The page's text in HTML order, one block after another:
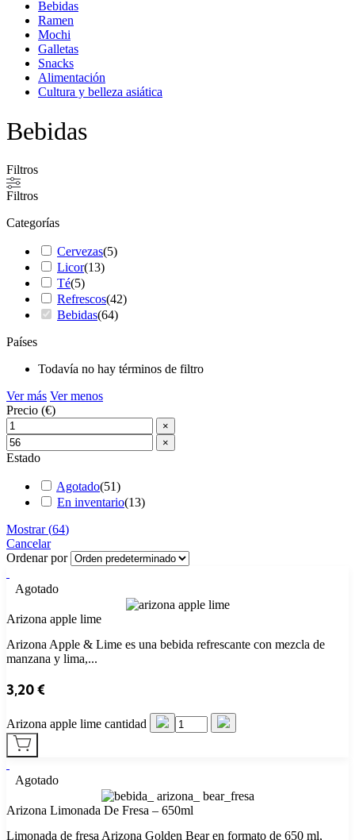
Bebidas
Ramen
Mochi
Galletas
Snacks
Alimentación
Cultura y belleza asiática
Bebidas
Filtros
Filtros
Categorías
Cervezas(5)
Licor(13)
Té(5)
Refrescos(42)
Bebidas(64)
Países
Todavía no hay términos de filtro
Ver más Ver menos
Precio (€)
×
×
Estado
Agotado(51)
En inventario(13)
Mostrar(64)
Cancelar
Ordenar por
Agotado
Arizona apple lime
Arizona Apple & Lime es una bebida refrescante con mezcla de
manzana y lima,...
3,20€
Arizona apple lime cantidad
Agotado
Arizona Limonada De Fresa – 650ml
Limonada de fresa Arizona Golden Bear en formato de 650 ml,